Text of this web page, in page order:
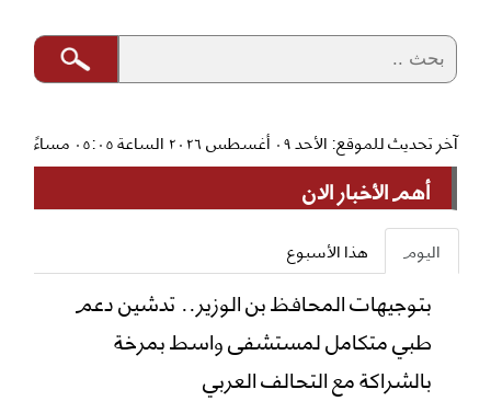
آخر تحديث للموقع: الأحد ٠٩ أغسطس ٢٠٢٦ الساعة ٠٥:٠٥ مساءً
أهم الأخبار الان
اليوم هذا الأسبوع
بتوجيهات المحافظ بن الوزير.. تدشين دعم
طبي متكامل لمستشفى واسط بمرخة
بالشراكة مع التحالف العربي